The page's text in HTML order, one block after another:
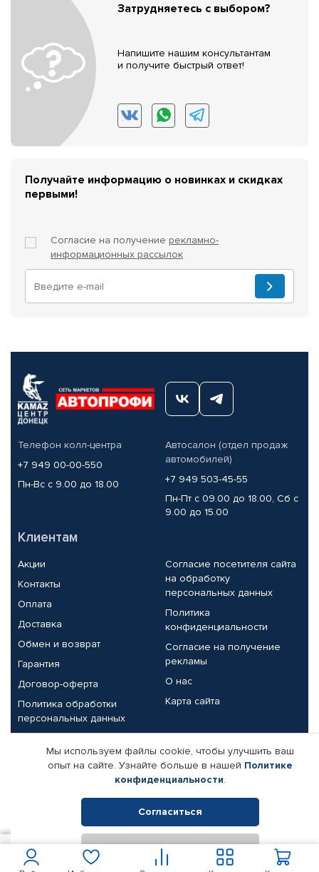
Затрудняетесь с выбором?
Напишите нашим консультантам
и получите быстрый ответ!
Получайте информацию о новинках и скидках
первыми!
Согласие на получение рекламно-
информационных рассылок
Телефон колл-центра
+7 949 00-00-550
Пн-Вс с 9.00 до 18.00
Автосалон (отдел продаж
автомобилей)
+7 949 503-45-55
Пн-Пт с 09.00 до 18.00, Сб с
9.00 до 15.00
Клиентам
Акции
Контакты
Оплата
Доставка
Обмен и возврат
Гарантия
Договор-оферта
Политика обработки
персональных данных
Согласие посетителя сайта
на обработку
персональных данных
Политика
конфиденциальности
Согласие на получение
рекламы
О нас
Карта сайта
Партнерам
Корпоративным клиентам
Поставщикам
Реквизиты компании
© КАМАЗ ЦЕНТР ДОНЕЦК, 2015-2026. Все права защищены.
Интернет-магазин автомобильных товаров Автопрофи.
Мы используем файлы cookie, чтобы улучшить ваш
опыт на сайте. Узнайте больше в нашей Политике
конфиденциальности.
Согласиться
Отклонить
850 В корзину